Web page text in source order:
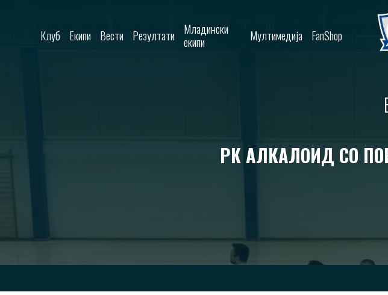
Клуб Екипи Вести Резултати
Младински
екипи
Мултимедија FanShop
РК АЛКАЛОИД СО
-->